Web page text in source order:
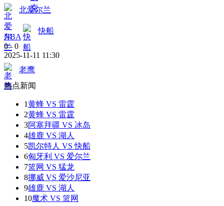
北爱尔兰
NBA
快船
0 - 0
2025-11-11 11:30
老鹰
热点新闻
1黄蜂 VS 雷霆
2黄蜂 VS 雷霆
3阿塞拜疆 VS 冰岛
4雄鹿 VS 湖人
5凯尔特人 VS 快船
6匈牙利 VS 爱尔兰
7篮网 VS 猛龙
8挪威 VS 爱沙尼亚
9雄鹿 VS 湖人
10魔术 VS 篮网